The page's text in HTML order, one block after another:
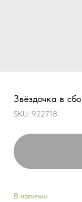
Звёздочка в
SKU: 922718
В наличии